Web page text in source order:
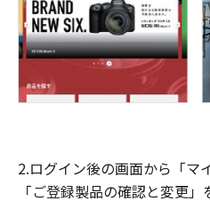
2.ログイン後の画面から「マ
「ご登録製品の確認と変更」